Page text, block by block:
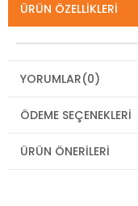
ÜRÜN ÖZELLIKLERI
YORUMLAR(0)
ÖDEME SEÇENEKLERI
ÜRÜN ÖNERILERI